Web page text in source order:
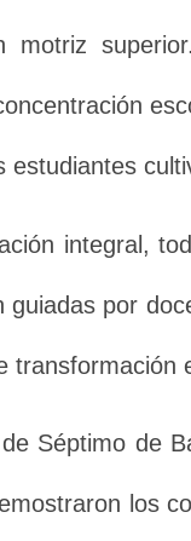
motriz
integral,
por
transformación
Séptimo de
los